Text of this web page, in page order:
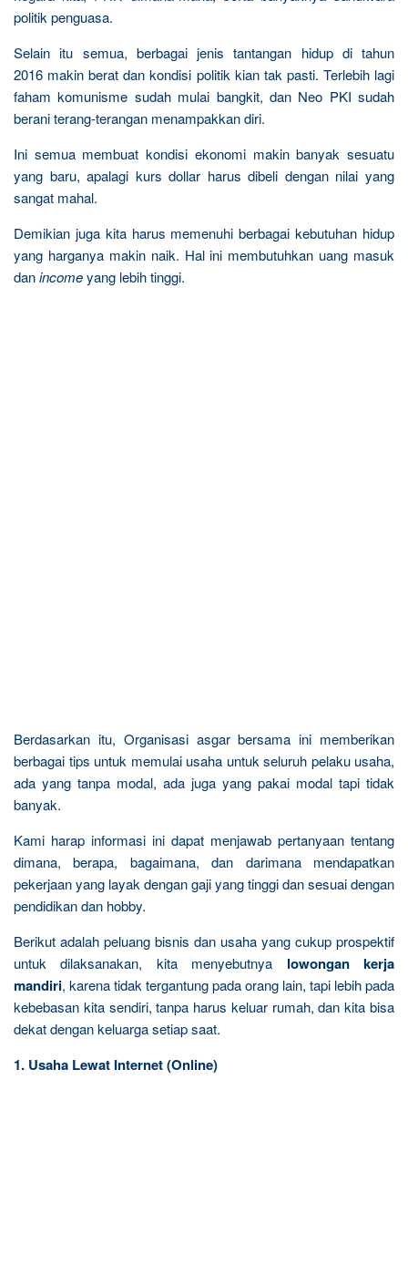
politik penguasa.
Selain itu semua, berbagai jenis tantangan hidup di tahun
2016 makin berat dan kondisi politik kian tak pasti. Terlebih lagi
faham komunisme sudah mulai bangkit, dan Neo PKI sudah
berani terang-terangan menampakkan diri.
Ini semua membuat kondisi ekonomi makin banyak sesuatu
yang baru, apalagi kurs dollar harus dibeli dengan nilai yang
sangat mahal.
Demikian juga kita harus memenuhi berbagai kebutuhan hidup
yang harganya makin naik. Hal ini membutuhkan uang masuk
danincomeyang lebih tinggi.
Berdasarkan itu, Organisasi asgar bersama ini memberikan
berbagai tips untuk memulai usaha untuk seluruh pelaku usaha,
ada yang tanpa modal, ada juga yang pakai modal tapi tidak
banyak.
Kami harap informasi ini dapat menjawab pertanyaan tentang
dimana, berapa, bagaimana, dan darimana mendapatkan
pekerjaan yang layak dengan gaji yang tinggi dan sesuai dengan
pendidikan dan hobby.
Berikut adalah peluang bisnis dan usaha yang cukup prospektif
untuk dilaksanakan, kita menyebutnya lowongan kerja
mandiri, karena tidak tergantung pada orang lain, tapi lebih pada
kebebasan kita sendiri, tanpa harus keluar rumah, dan kita bisa
dekat dengan keluarga setiap saat.
1. Usaha Lewat Internet (Online)